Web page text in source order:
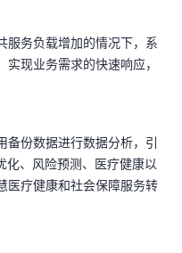
服务负载增加的情况下，系
现业务需求的快速响应，
备份数据进行数据分析，引
化、风险预测、医疗健康以
医疗健康和社会保障服务转